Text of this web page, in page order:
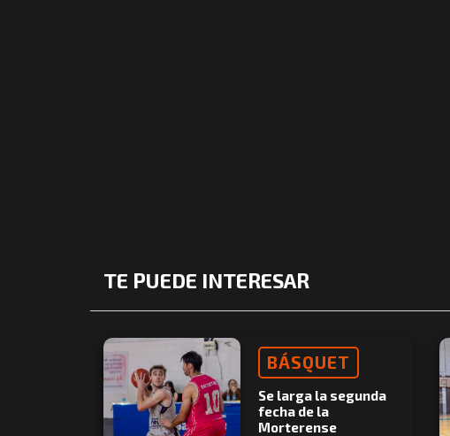
TE PUEDE INTERESAR
BÁSQUET
Se larga la segunda
fecha de la
Morterense